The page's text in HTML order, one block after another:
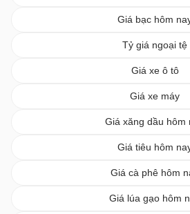
Giá bạc hôm
Tỷ giá ngoại tệ
Giá xe ô tô
Giá xe máy
Giá xăng dầu hôm
Giá tiêu hôm
Giá cà phê hôm
Giá lúa gạo hôm